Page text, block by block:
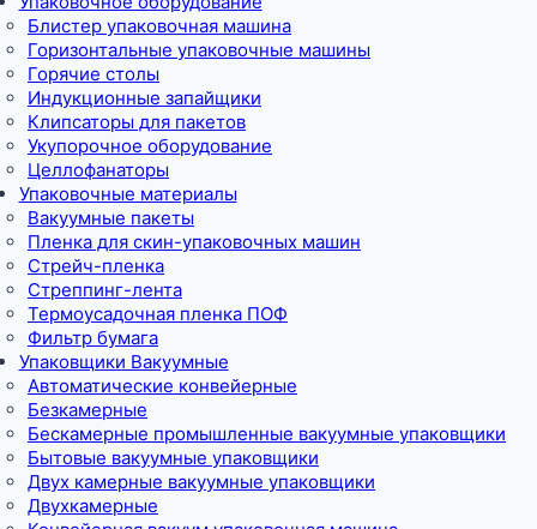
Блистер упаковочная машина
Горизонтальные упаковочные машины
Горячие столы
Индукционные запайщики
Клипсаторы для пакетов
Укупорочное оборудование
Целлофанаторы
Упаковочные материалы
Вакуумные пакеты
Пленка для скин-упаковочных машин
Стрейч-пленка
Стреппинг-лента
Термоусадочная пленка ПОФ
Фильтр бумага
Упаковщики Вакуумные
Автоматические конвейерные
Безкамерные
Бескамерные промышленные вакуумные упаковщики
Бытовые вакуумные упаковщики
Двух камерные вакуумные упаковщики
Двухкамерные